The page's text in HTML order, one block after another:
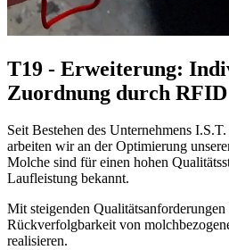
T19 - Erweiterung:
Zuordnung durch RFID
Seit Bestehen des Unternehmens
arbeiten wir an der Optimierung
Molche sind für einen hohen
Laufleistung bekannt.
Mit steigenden
Rückverfolgbarkeit von
realisieren.